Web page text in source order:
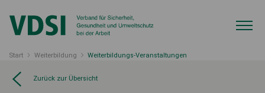
Start Weiterbildung Weiterbildungs-Veranstaltungen
Zurück zur Übersicht